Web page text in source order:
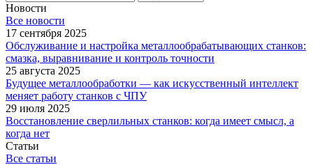
Новости
Все новости
17 сентября 2025
Обслуживание и настройка металлообрабатывающих станков:
смазка, выравнивание и контроль точности
25 августа 2025
Будущее металлообработки — как искусственный интеллект
меняет работу станков с ЧПУ
29 июля 2025
Восстановление сверлильных станков: когда имеет смысл, а
когда нет
Статьи
Все статьи